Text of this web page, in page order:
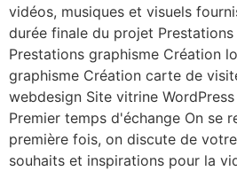
vidéos, musiques et visuels
durée finale du projet
Prestations graphisme Création
graphisme Création carte de
webdesign Site vitrine
Premier temps d'échange On se
première fois, on discute de
souhaits et inspirations pour la